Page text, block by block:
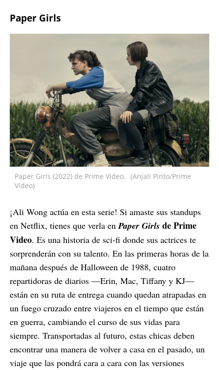
Paper Girls
Paper Girls (2022) de Prime Video. (Anjali Pinto/Prime
Video)
¡Ali Wong actúa en esta serie! Si amaste sus standups
en Netflix, tienes que verla enPaper Girls de Prime
Video. Es una historia de sci-fi donde sus actrices te
sorprenderán con su talento. En las primeras horas de la
mañana después de Halloween de 1988, cuatro
repartidoras de diarios —Erin, Mac, Tiffany y KJ—
están en su ruta de entrega cuando quedan atrapadas en
un fuego cruzado entre viajeros en el tiempo que están
en guerra, cambiando el curso de sus vidas para
siempre. Transportadas al futuro, estas chicas deben
encontrar una manera de volver a casa en el pasado, un
viaje que las pondrá cara a cara con las versiones